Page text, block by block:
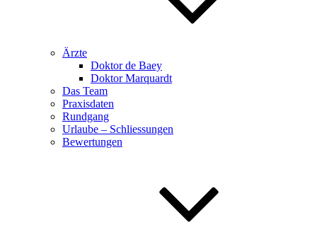
Ärzte
Doktor de Baey
Doktor Marquardt
Das Team
Praxisdaten
Rundgang
Urlaube – Schliessungen
Bewertungen